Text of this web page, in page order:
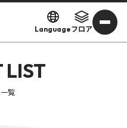
Languageフロア
LIST
覧